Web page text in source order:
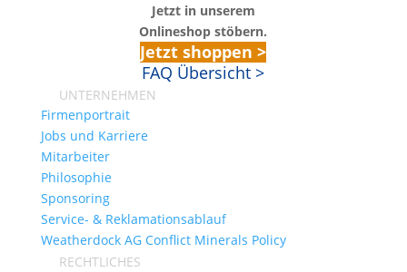
Jetzt in unserem
Onlineshop stöbern.
Jetzt shoppen >
FAQ Übersicht >
UNTERNEHMEN
Firmenportrait
Jobs und Karriere
Mitarbeiter
Philosophie
Sponsoring
Service- & Reklamationsablauf
Weatherdock AG Conflict Minerals Policy
RECHTLICHES